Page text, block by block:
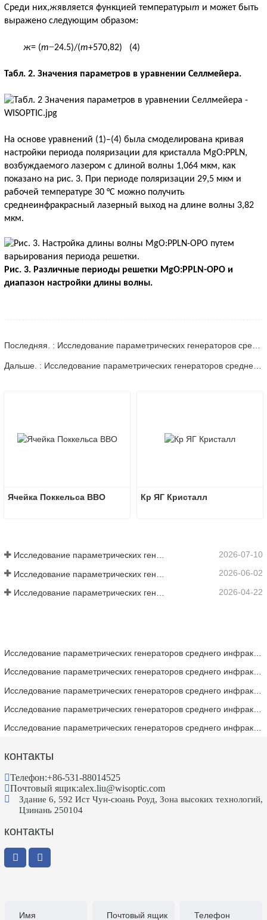
Среди них,жявляется функцией температурыт и может быть
выражено следующим образом:
ж= (т−24.5)/(т+570,82) (4)
Табл. 2. Значения параметров в уравнении Селлмейера.
На основе уравнений (1)–(4) была смоделирована кривая
настройки периода поляризации для кристалла MgO:PPLN,
возбуждаемого лазером с длиной волны 1,064 мкм, как
показано на рис. 3. При периоде поляризации 29,5 мкм и
рабочей температуре 30 °C можно получить
среднеинфракрасный лазерный выход на длине волны 3,82
мкм.
Рис. 3. Различные периоды решетки MgO:PPLN-OPO и
диапазон настройки длины волны.
Ячейка Поккельса BBO Кр ЯГ Кристалл
Исследование параметрических генераторов среднего инфракрасного диапазона - Часть 06 2026-07-10
2026-06-02
2026-04-22
Исследование параметрических генераторов среднего инфракрасного диапазона - Часть 05
Исследование параметрических генераторов среднего инфракрасного диапазона — Часть 2
контакты
Телефон:+86-531-88014525
Почтовый ящик:alex.liu@wisoptic.com
Здание 6, 592 Ист Чун-сюань Роуд, Зона высоких технологий,
Цзинань 250104
контакты